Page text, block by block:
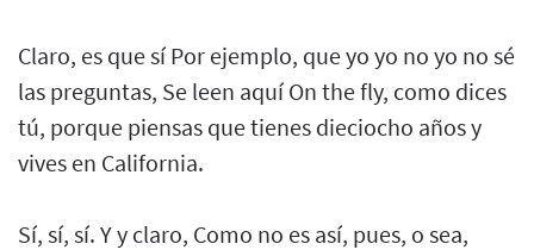
Claro, es que sí Por ejemplo, que yo yo no yo no sé
las preguntas, Se leen aquí On the fly, como dices
tú, porque piensas que tienes dieciocho años y
vives en California.
Sí, sí, sí. Y y claro, Como no es así, pues, o sea,